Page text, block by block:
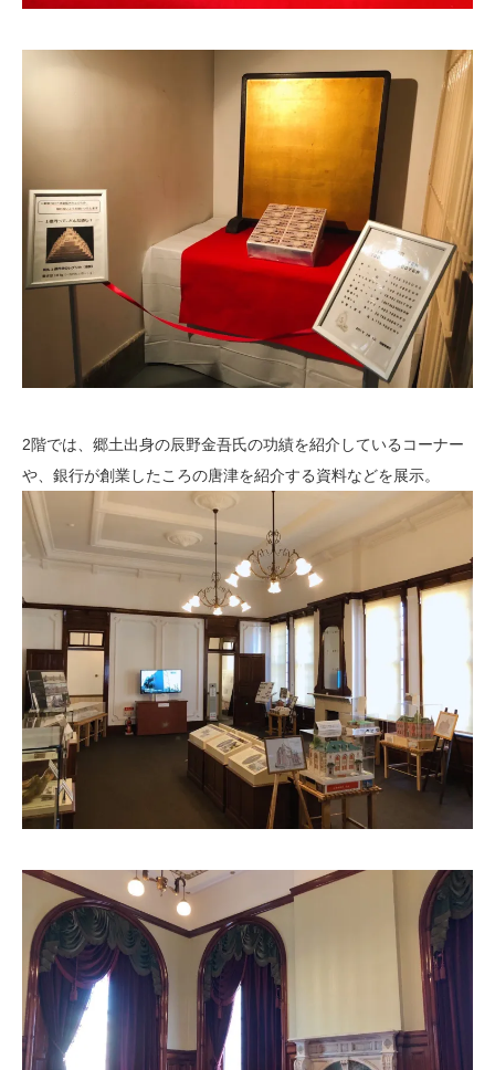
2階では、郷土出身の辰野金吾氏の功績を紹介しているコーナー
や、銀行が創業したころの唐津を紹介する資料などを展示。